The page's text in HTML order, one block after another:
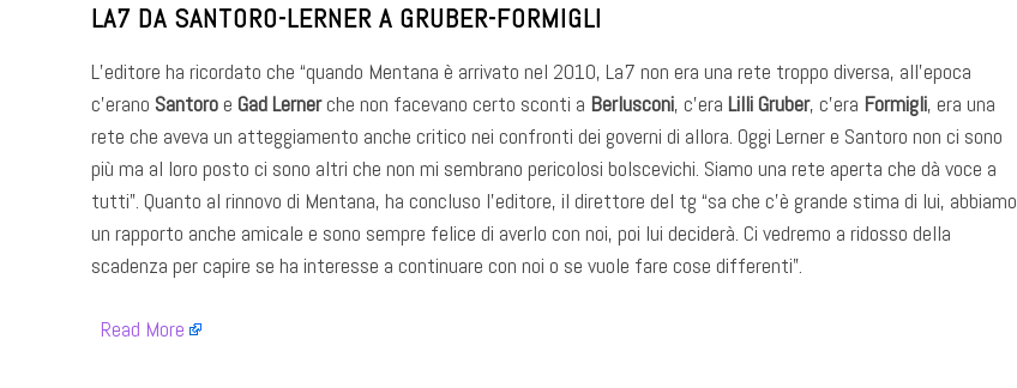
LA7 DA SANTORO-LERNER A GRUBER-FORMIGLI
L’editore ha ricordato che “quando Mentana è arrivato nel 2010, La7 non era una rete troppo diversa, all’epoca
c’erano Santoroe Gad Lernerche non facevano certo sconti a Berlusconi, c’era Lilli Gruber, c’era Formigli, era una
rete che aveva un atteggiamento anche critico nei confronti dei governi di allora. Oggi Lerner e Santoro non ci sono
più ma al loro posto ci sono altri che non mi sembrano pericolosi bolscevichi. Siamo una rete aperta che dà voce a
tutti”. Quanto al rinnovo di Mentana, ha concluso l’editore, il direttore del tg “sa che c’è grande stima di lui, abbiamo
un rapporto anche amicale e sono sempre felice di averlo con noi, poi lui deciderà. Ci vedremo a ridosso della
scadenza per capire se ha interesse a continuare con noi o se vuole fare cose differenti”.
Read More